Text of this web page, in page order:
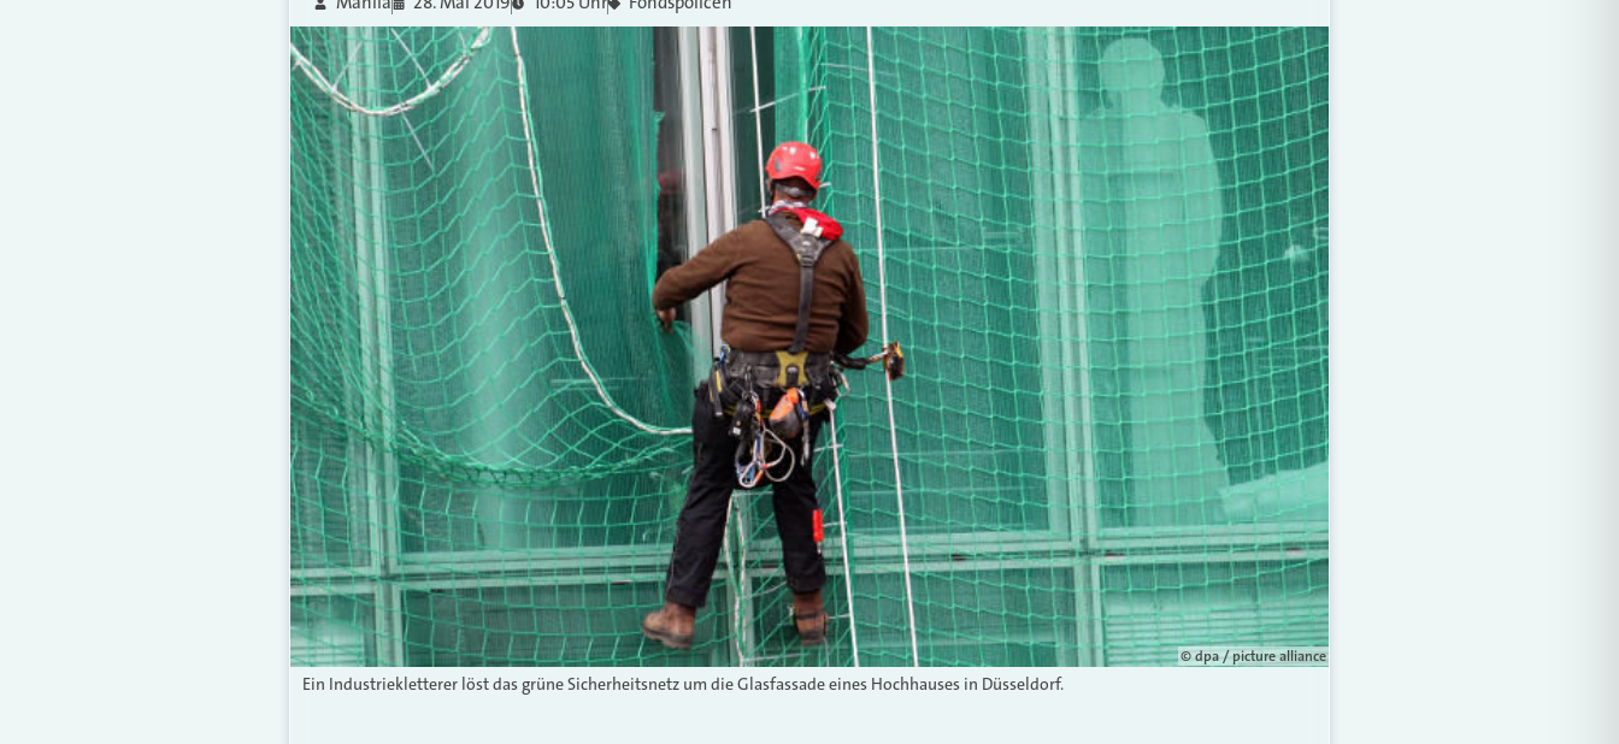
© dpa / picture alliance
Ein Industriekletterer löst das grüne Sicherheitsnetz um die Glasfassade eines Hochhauses in Düsseldorf.